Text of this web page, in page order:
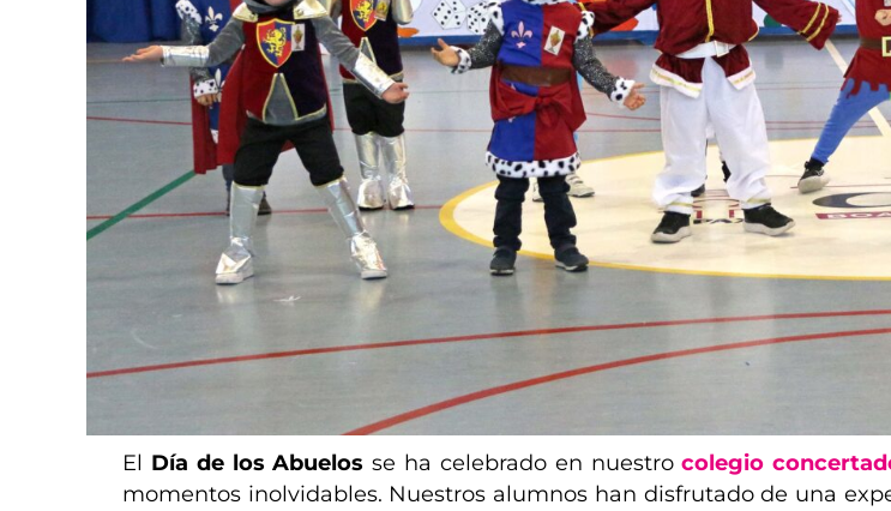
El Día de los Abuelos se ha celebrado en nuestrocolegio
momentos inolvidables. Nuestros alumnos han disfrutado de una